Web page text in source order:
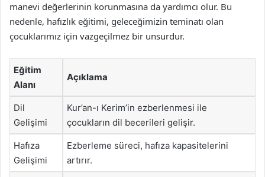
manevi değerlerinin korunmasına da yardımcı olur. Bu
nedenle, hafızlık eğitimi, geleceğimizin teminatı olan
çocuklarımız için vazgeçilmez bir unsurdur.
Eğitim
Alanı
Açıklama
Dil
Gelişimi
Kur’an-ı Kerim’in ezberlenmesi ile
çocukların dil becerileri gelişir.
Hafıza
Gelişimi
Ezberleme süreci, hafıza kapasitelerini
artırır.